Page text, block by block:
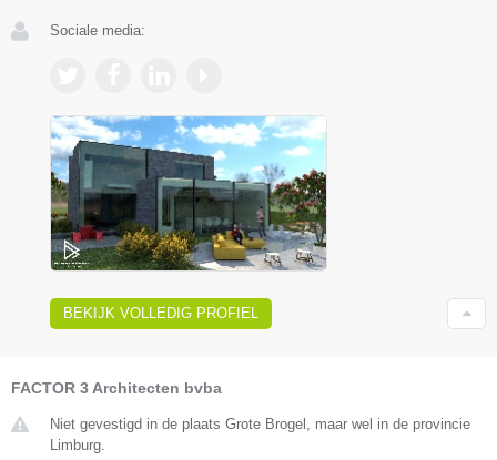
Sociale media:
BEKIJK VOLLEDIG PROFIEL
FACTOR 3 Architecten bvba
Niet gevestigd in de plaats Grote Brogel, maar wel in de provincie
Limburg.